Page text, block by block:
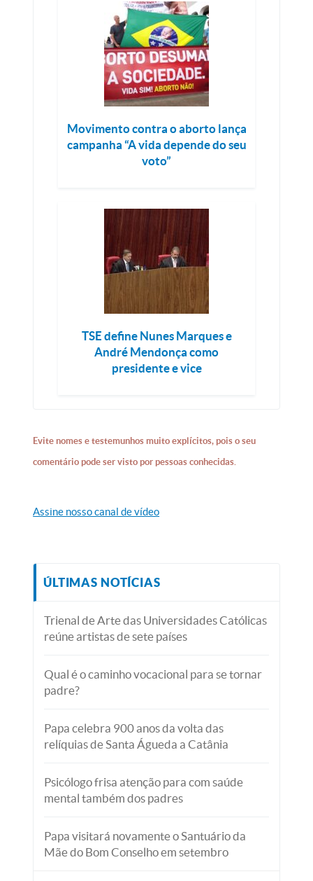
Movimento contra o aborto lança
campanha “A vida depende do seu
voto”
TSE define Nunes Marques e
André Mendonça como
presidente e vice
Evite nomes e testemunhos muito explícitos, pois o seu
comentário pode ser visto por pessoas conhecidas.
Assine nosso canal de vídeo
ÚLTIMAS NOTÍCIAS
Trienal de Arte das Universidades Católicas
reúne artistas de sete países
Qual é o caminho vocacional para se tornar
padre?
Papa celebra 900 anos da volta das
relíquias de Santa Águeda a Catânia
Psicólogo frisa atenção para com saúde
mental também dos padres
Papa visitará novamente o Santuário da
Mãe do Bom Conselho em setembro